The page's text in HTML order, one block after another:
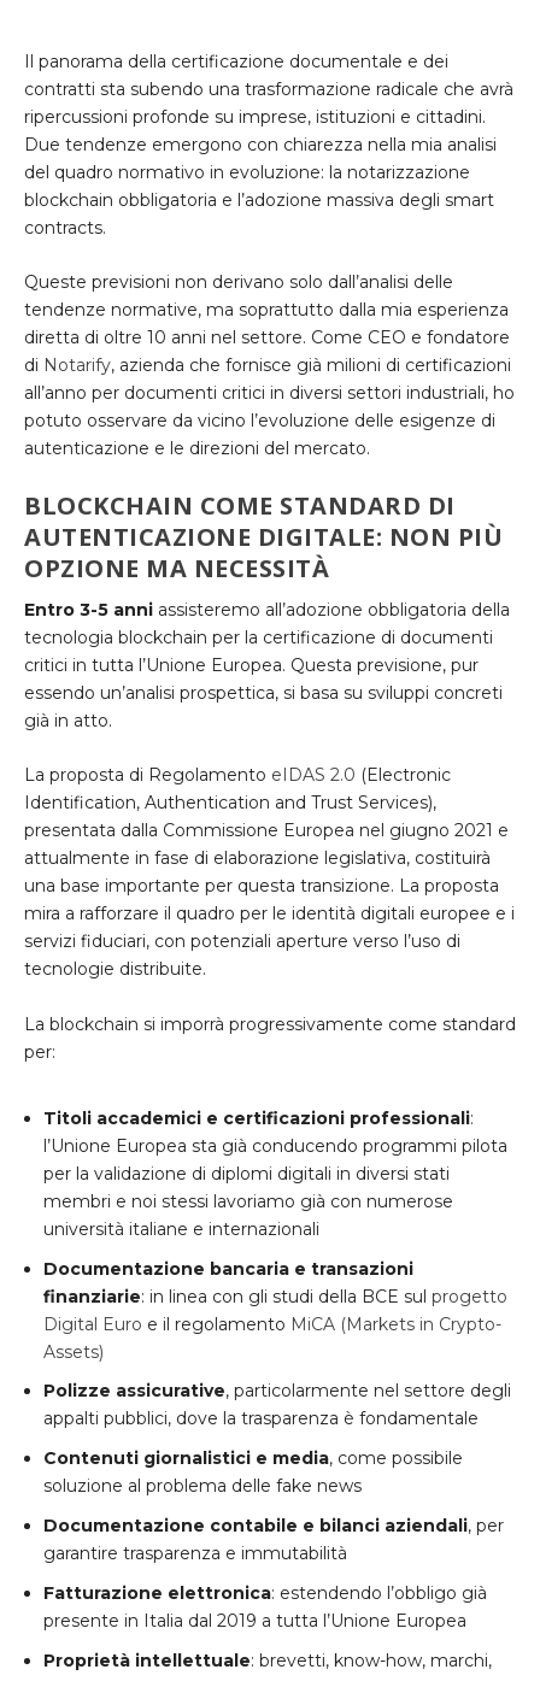
Il panorama della certificazione documentale e dei
contratti sta subendo una trasformazione radicale che avrà
ripercussioni profonde su imprese, istituzioni e cittadini.
Due tendenze emergono con chiarezza nella mia analisi
del quadro normativo in evoluzione: la notarizzazione
blockchain obbligatoria e l’adozione massiva degli smart
contracts.
Queste previsioni non derivano solo dall’analisi delle
tendenze normative, ma soprattutto dalla mia esperienza
diretta di oltre 10 anni nel settore. Come CEO e fondatore
di Notarify, azienda che fornisce già milioni di certificazioni
all’anno per documenti critici in diversi settori industriali, ho
potuto osservare da vicino l’evoluzione delle esigenze di
autenticazione e le direzioni del mercato.
BLOCKCHAIN COME STANDARD DI
AUTENTICAZIONE DIGITALE: NON PIÙ
OPZIONE MA NECESSITÀ
Entro 3-5 anni assisteremo all’adozione obbligatoria della
tecnologia blockchain per la certificazione di documenti
critici in tutta l’Unione Europea. Questa previsione, pur
essendo un’analisi prospettica, si basa su sviluppi concreti
già in atto.
La proposta di Regolamento eIDAS 2.0 (Electronic
Identification, Authentication and Trust Services),
presentata dalla Commissione Europea nel giugno 2021 e
attualmente in fase di elaborazione legislativa, costituirà
una base importante per questa transizione. La proposta
mira a rafforzare il quadro per le identità digitali europee e i
servizi fiduciari, con potenziali aperture verso l’uso di
tecnologie distribuite.
La blockchain si imporrà progressivamente come standard
per:
Titoli accademici e certificazioni professionali:
l’Unione Europea sta già conducendo programmi pilota
per la validazione di diplomi digitali in diversi stati
membri e noi stessi lavoriamo già con numerose
università italiane e internazionali
Documentazione bancaria e transazioni
finanziarie: in linea con gli studi della BCE sul progetto
Digital Euro e il regolamento MiCA (Markets in Crypto-
Assets)
Polizze assicurative, particolarmente nel settore degli
appalti pubblici, dove la trasparenza è fondamentale
Contenuti giornalistici e media, come possibile
soluzione al problema delle fake news
Documentazione contabile e bilanci aziendali, per
garantire trasparenza e immutabilità
Fatturazione elettronica: estendendo l’obbligo già
presente in Italia dal 2019 a tutta l’Unione Europea
Proprietà intellettuale: brevetti, know-how, marchi,